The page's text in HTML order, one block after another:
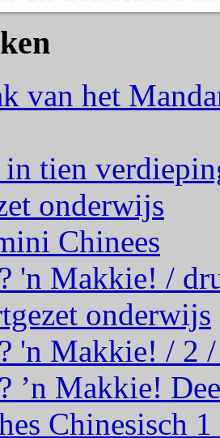
van het
in tien
onderwijs
Chinees
'n Makkie! /
onderwijs
'n Makkie! / 2
’n Makkie!
Chinesisch